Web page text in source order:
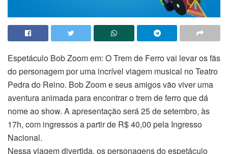
Espetáculo Bob Zoom em: O Trem de Ferro vai levar os fãs
do personagem por uma incrível viagem musical no Teatro
Pedra do Reino. Bob Zoom e seus amigos vão viver uma
aventura animada para encontrar o trem de ferro que dá
nome ao show. A apresentação será 25 de setembro, às
17h, com ingressos a partir de R$ 40,00 pela Ingresso
Nacional.
Nessa viagem divertida, os personagens do espetáculo